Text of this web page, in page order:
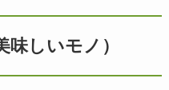
しいモノ）